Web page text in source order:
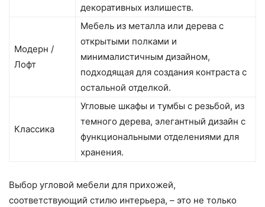
декоративных излишеств.
Модерн /
Лофт
Мебель из металла или дерева с
открытыми полками и
минималистичным дизайном,
подходящая для создания контраста с
остальной отделкой.
Классика
Угловые шкафы и тумбы с резьбой, из
темного дерева, элегантный дизайн с
функциональными отделениями для
хранения.
Выбор угловой мебели для прихожей,
соответствующий стилю интерьера, – это не только